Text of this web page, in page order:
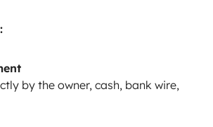
by the owner, cash, bank wire,